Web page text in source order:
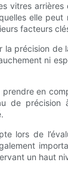
vitres
elle
facteurs
précision
ni
en
de
lors de
un haut